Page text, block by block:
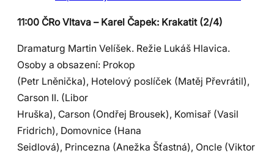
11:00 ČRo Vltava – Karel Čapek: Krakatit (2/4)
Dramaturg Martin Velíšek. Režie Lukáš Hlavica.
Osoby a obsazení: Prokop
(Petr Lněnička), Hotelový poslíček (Matěj Převrátil),
Carson II. (Libor
Hruška), Carson (Ondřej Brousek), Komisař (Vasil
Fridrich), Domovnice (Hana
Seidlová), Princezna (Anežka Šťastná), Oncle (Viktor